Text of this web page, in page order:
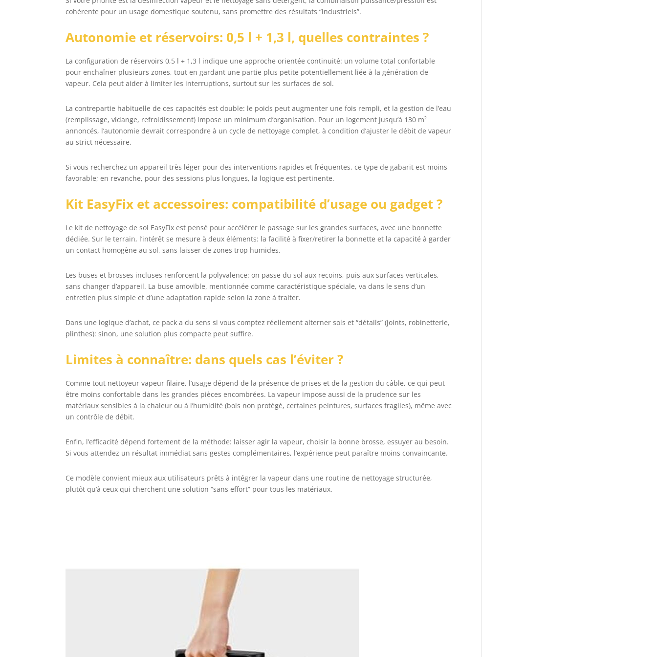
cohérente pour un usage domestique soutenu, sans promettre des résultats “industriels”.
Autonomie et réservoirs: 0,5 l + 1,3 l, quelles contraintes ?
La configuration de réservoirs 0,5 l + 1,3 l indique une approche orientée continuité: un volume total confortable
pour enchaîner plusieurs zones, tout en gardant une partie plus petite potentiellement liée à la génération de
vapeur. Cela peut aider à limiter les interruptions, surtout sur les surfaces de sol.
La contrepartie habituelle de ces capacités est double: le poids peut augmenter une fois rempli, et la gestion de l’eau
(remplissage, vidange, refroidissement) impose un minimum d’organisation. Pour un logement jusqu’à 130 m²
annoncés, l’autonomie devrait correspondre à un cycle de nettoyage complet, à condition d’ajuster le débit de vapeur
au strict nécessaire.
Si vous recherchez un appareil très léger pour des interventions rapides et fréquentes, ce type de gabarit est moins
favorable; en revanche, pour des sessions plus longues, la logique est pertinente.
Kit EasyFix et accessoires: compatibilité d’usage ou gadget ?
Le kit de nettoyage de sol EasyFix est pensé pour accélérer le passage sur les grandes surfaces, avec une bonnette
dédiée. Sur le terrain, l’intérêt se mesure à deux éléments: la facilité à fixer/retirer la bonnette et la capacité à garder
un contact homogène au sol, sans laisser de zones trop humides.
Les buses et brosses incluses renforcent la polyvalence: on passe du sol aux recoins, puis aux surfaces verticales,
sans changer d’appareil. La buse amovible, mentionnée comme caractéristique spéciale, va dans le sens d’un
entretien plus simple et d’une adaptation rapide selon la zone à traiter.
Dans une logique d’achat, ce pack a du sens si vous comptez réellement alterner sols et “détails” (joints, robinetterie,
plinthes): sinon, une solution plus compacte peut suffire.
Limites à connaître: dans quels cas l’éviter ?
Comme tout nettoyeur vapeur filaire, l’usage dépend de la présence de prises et de la gestion du câble, ce qui peut
être moins confortable dans les grandes pièces encombrées. La vapeur impose aussi de la prudence sur les
matériaux sensibles à la chaleur ou à l’humidité (bois non protégé, certaines peintures, surfaces fragiles), même avec
un contrôle de débit.
Enfin, l’efficacité dépend fortement de la méthode: laisser agir la vapeur, choisir la bonne brosse, essuyer au besoin.
Si vous attendez un résultat immédiat sans gestes complémentaires, l’expérience peut paraître moins convaincante.
Ce modèle convient mieux aux utilisateurs prêts à intégrer la vapeur dans une routine de nettoyage structurée,
plutôt qu’à ceux qui cherchent une solution “sans effort” pour tous les matériaux.